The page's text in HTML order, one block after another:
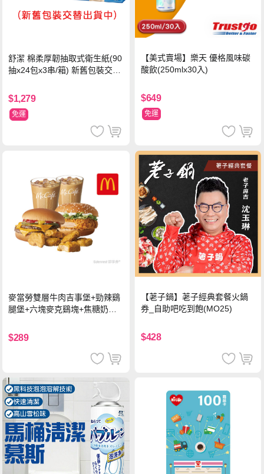
舒潔 棉柔厚韌抽取式衛生紙(90
抽x24包x3串/箱) 新舊包裝交替
$1,279
免運
【美式賣場】樂天 優格風味碳
酸飲(250mlx30入)
$649
免運
麥當勞雙層牛肉吉事堡+勁辣鷄
腿堡+六塊麥克鷄塊+焦糖奶茶
$289
【荖子鍋】荖子經典套餐火鍋
券_自助吧吃到飽(MO25)
$428